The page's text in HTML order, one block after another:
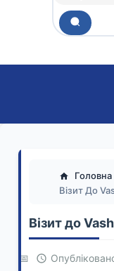
Головна
Візит До
Візит до